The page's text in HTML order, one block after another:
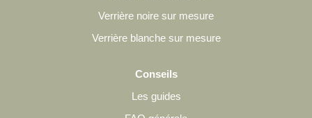
Verrière noire sur mesure
Verrière blanche sur mesure
Conseils
Les guides